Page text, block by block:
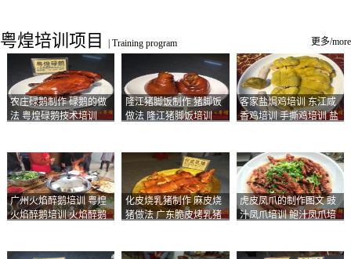
粤煌培训项目 Training program 更多/more
农庄碌鹅制作 碌鹅的做
法 粤煌碌鹅技术培训
隆江猪脚饭制作 猪脚饭
做法 隆江猪脚饭培训
客家盐焗鸡培训 东江咸
香鸡培训 手撕鸡培训 盐
广州火焰醉鹅培训 粤煌
火焰醉鹅培训 火焰醉鹅
化皮烧乳猪制作 麻皮烧
猪做法 广东脆皮烤乳猪
虎皮凤爪的制作图文 豉
汁凤爪培训 鲍汁凤爪培